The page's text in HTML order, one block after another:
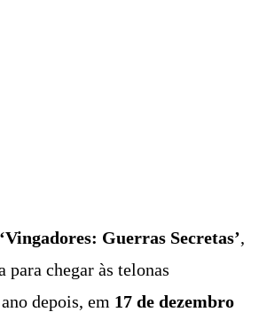
‘Vingadores: Guerras Secretas’,
para chegar às telonas
depois, em 17 de dezembro